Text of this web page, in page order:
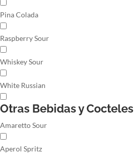
Pina Colada
Raspberry Sour
Whiskey Sour
White Russian
Otras Bebidas y Cocteles
Amaretto Sour
Aperol Spritz